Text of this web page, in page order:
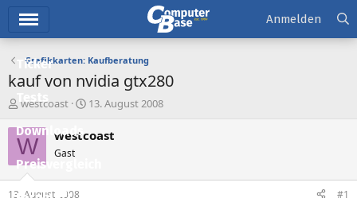
Ticker
Downloads
Preisvergleich
Anmelden
Grafikkarten: Kaufberatung
kauf von nvidia gtx280
E
s
t
e
westcoast
E
s
13. August 2008
W westcoast
Gast
13. August 2008 #1